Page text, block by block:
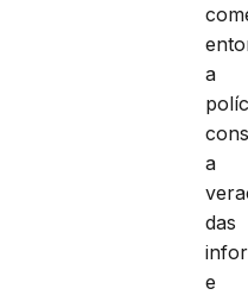
a
a
das
e